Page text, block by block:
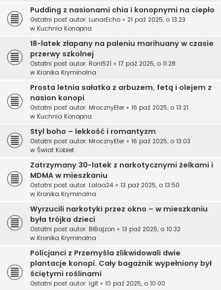
Pudding z nasionami chia i konopnymi na ciepło
Ostatni post autor: LunarEcho « 21 paź 2025, o 13:23
w Kuchnia Konopna
18-latek złapany na paleniu marihuany w czasie
przerwy szkolnej
Ostatni post autor: Roni521 « 17 paź 2025, o 11:28
w Kronika Kryminalna
Prosta letnia sałatka z arbuzem, fetą i olejem z
nasion konopi
Ostatni post autor: MrocznyEter « 16 paź 2025, o 13:21
w Kuchnia Konopna
Styl boho – lekkość i romantyzm
Ostatni post autor: MrocznyEter « 16 paź 2025, o 13:03
w Świat Kobiet
Zatrzymany 30-latek z narkotycznymi żelkami i
MDMA w mieszkaniu
Ostatni post autor: Lalaa24 « 13 paź 2025, o 13:50
w Kronika Kryminalna
Wyrzucili narkotyki przez okno – w mieszkaniu
była trójka dzieci
Ostatni post autor: BiBajzon « 13 paź 2025, o 10:32
w Kronika Kryminalna
Policjanci z Przemyśla zlikwidowali dwie
plantacje konopi. Cały bagażnik wypełniony był
ściętymi roślinami
Ostatni post autor: Igit « 10 paź 2025, o 10:00